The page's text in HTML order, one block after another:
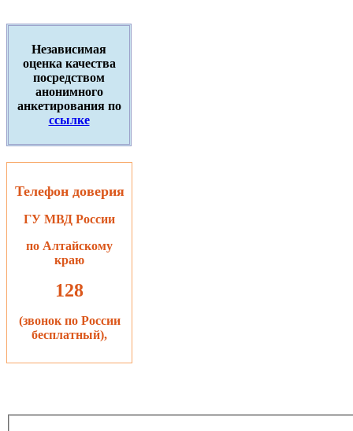
Независимая
оценка качества
посредством
анонимного
анкетирования по
ссылке
Телефон доверия
ГУ МВД России
по Алтайскому
краю
128
(звонок по России
бесплатный),